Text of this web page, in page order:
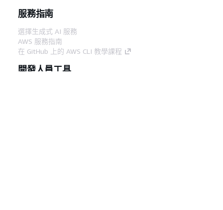
服務指南
選擇生成式 AI 服務
AWS 服務指南
在 GitHub 上的 AWS CLI 教學課程
開發人員工具